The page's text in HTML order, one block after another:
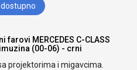
dostupno
farovi MERCEDES C-CLASS
(00-06) - crni
projektorima i migavcima.